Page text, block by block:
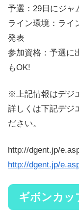
予選：29日にジャ
ライン環境：ライ
発表
参加資格：予選に
もOK!
※上記情報はデジ
詳しくは下記デジ
ださい。
http://dgent.jp/
http://dgent.jp/
ギボンカッ